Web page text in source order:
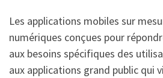
Les applications mobiles sur
numériques conçues pour
aux besoins spécifiques des
aux applications grand public qui